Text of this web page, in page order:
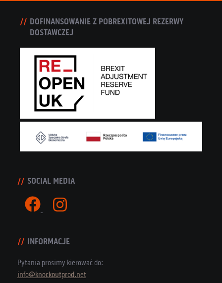
DOFINANSOWANIE Z POBREXITOWEJ REZERWY
DOSTAWCZEJ
SOCIAL MEDIA
INFORMACJE
Pytania prosimy kierować do:
info@knockoutprod.net